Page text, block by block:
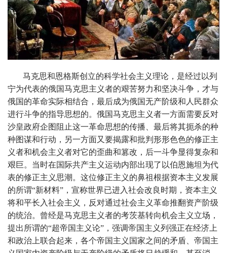
马克思和恩格斯创立的科学社会主义理论，是经过以列
宁为代表的俄国马克思主义者的艰苦努力和坚决斗争，才与
俄国的革命实际相结合，最后成为俄国无产阶级和人民群众
进行斗争的指导思想的。俄国马克思主义者一方面需要反对
沙皇政府企图阻止这一革命思想的传播、最后将其扼杀的种
种图谋和行动，另一方面又要揭露和批判形形色色的修正主
义者和机会主义者对它的歪曲和篡改，后一斗争显得复杂和
艰巨。当时在国际共产主义运动内部出现了以伯恩施坦为代
表的修正主义思潮。这位修正主义的鼻祖根据资本主义发展
的所谓“新材料”，宣称世界已进入社会改良时期，资本主义
将和平长入社会主义，反对通过社会主义革命推翻资产阶级
的统治。曾经是马克思主义者的考茨基转向机会主义立场，
提出所谓的“超帝国主义论”，强调帝国主义列强正在经济上
和政治上联合起来，各个帝国主义国家之间的矛盾、帝国主